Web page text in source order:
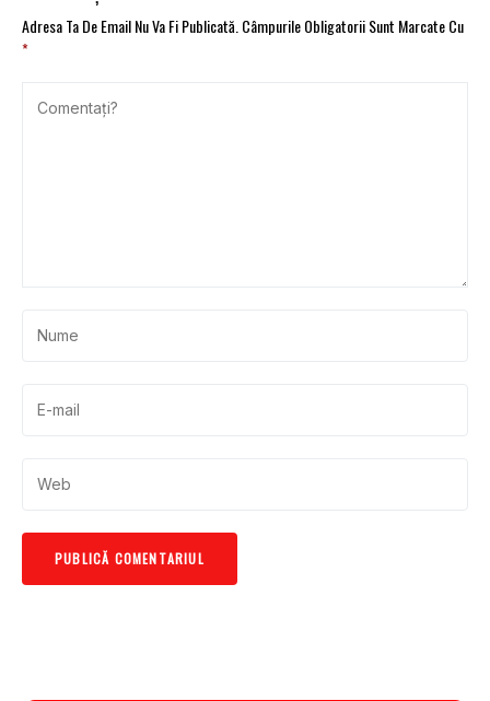
Adresa Ta De Email Nu Va Fi Publicată.Câmpurile Obligatorii Sunt Marcate Cu
*